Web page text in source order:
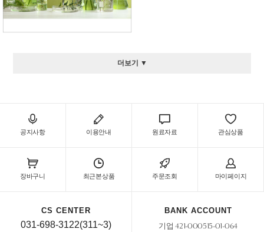
더보기 ▼
공지사항 이용안내 원료자료 관심상품
장바구니 최근본상품 주문조회 마이페이지
CS CENTER
031-698-3122(311~3)
BANK ACCOUNT
기업 421-000515-01-064